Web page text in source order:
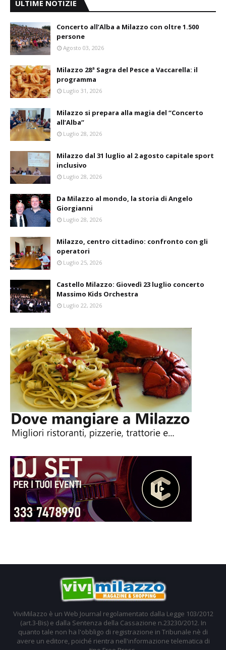
ULTIME NOTIZIE
Concerto all’Alba a Milazzo con oltre 1.500
persone
Agosto 03, 2026
Milazzo 28ª Sagra del Pesce a Vaccarella: il
programma
Luglio 31, 2026
Milazzo si prepara alla magia del “Concerto
all’Alba”
Luglio 28, 2026
Milazzo dal 31 luglio al 2 agosto capitale sport
inclusivo
Luglio 28, 2026
Da Milazzo al mondo, la storia di Angelo
Giorgianni
Luglio 28, 2026
Milazzo, centro cittadino: confronto con gli
operatori
Luglio 25, 2026
Castello Milazzo: Giovedì 23 luglio concerto
Massimo Kids Orchestra
Luglio 22, 2026
ViviMilazzo è un Web Journal regolamentato dalla Legge 103/2012
(art.3-Bis) e dalla Sentenza della Cassazione n.23230/2012. In
quanto tale non ha l'obbligo di registrazione in Tribunale nè di
avere un editore, poiché rientra nell'informazione telematica di